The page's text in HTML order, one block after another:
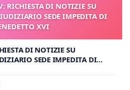
RICHIESTA DI NOTIZIE SU
SEDE IMPEDITA DI
XVI
DI NOTIZIE SU
SEDE IMPEDITA DI